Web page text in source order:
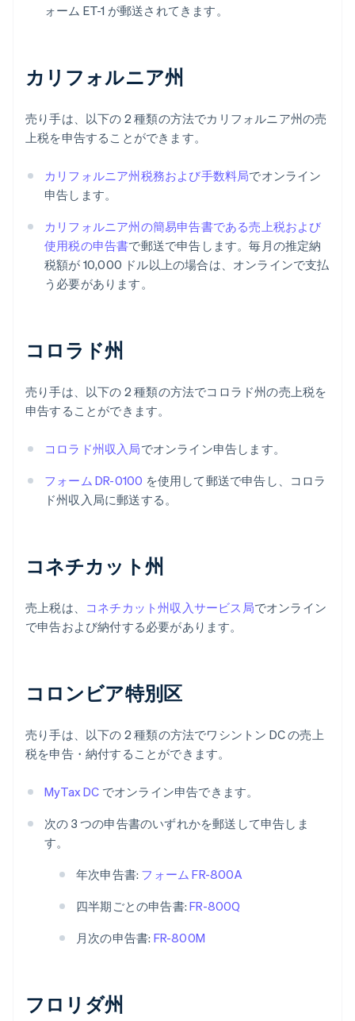
ォーム ET-1 が郵送されてきます。
カリフォルニア州
売り手は、以下の 2 種類の方法でカリフォルニア州の売
上税を申告することができます。
カリフォルニア州税務および手数料局でオンライン
申告します。
カリフォルニア州の簡易申告書である売上税および
使用税の申告書で郵送で申告します。毎月の推定納
税額が 10,000 ドル以上の場合は、オンラインで支払
う必要があります。
コロラド州
売り手は、以下の 2 種類の方法でコロラド州の売上税を
申告することができます。
コロラド州収入局でオンライン申告します。
フォーム DR-0100 を使用して郵送で申告し、コロラ
ド州収入局に郵送する。
コネチカット州
売上税は、 コネチカット州収入サービス局でオンライン
で申告および納付する必要があります。
コロンビア特別区
売り手は、以下の 2 種類の方法でワシントン DC の売上
税を申告・納付することができます。
MyTax DC でオンライン申告できます。
次の 3 つの申告書のいずれかを郵送して申告しま
す。
年次申告書: フォーム FR-800A
四半期ごとの申告書:FR-800Q
月次の申告書: FR-800M
フロリダ州